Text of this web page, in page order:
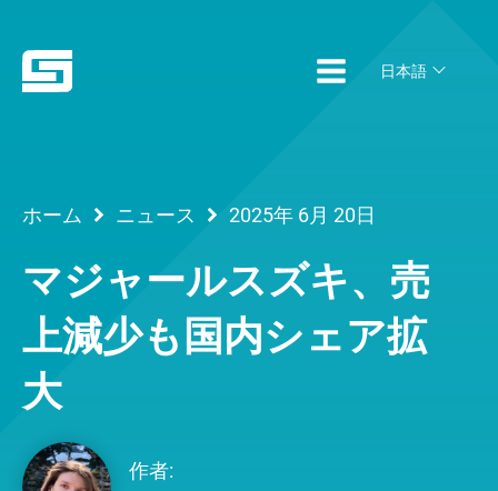
日本語
ホーム ニュース 2025年 6月 20日
マジャールスズキ、売
上減少も国内シェア拡
大
作者: